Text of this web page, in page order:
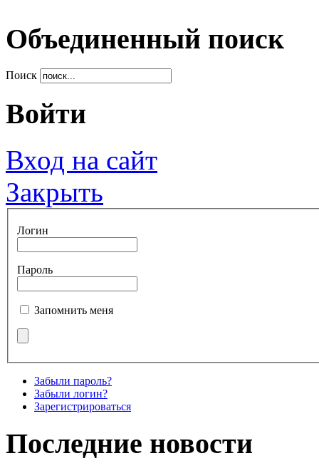
Объединенный поиск
Поиск
Войти
Вход на сайт
Закрыть
Логин
Пароль
Запомнить меня
Забыли пароль?
Забыли логин?
Зарегистрироваться
Последние новости